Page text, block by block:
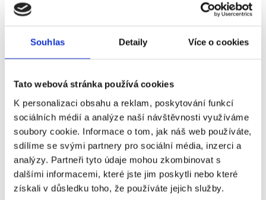
Souhlas Detaily Více o cookies
Tato webová stránka používá cookies
K personalizaci obsahu a reklam, poskytování funkcí
sociálních médií a analýze naší návštěvnosti využíváme
soubory cookie. Informace o tom, jak náš web používáte,
sdílíme se svými partnery pro sociální média, inzerci a
analýzy. Partneři tyto údaje mohou zkombinovat s
dalšími informacemi, které jste jim poskytli nebo které
získali v důsledku toho, že používáte jejich služby.